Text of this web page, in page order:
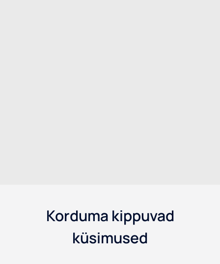
Korduma kippuvad
küsimused